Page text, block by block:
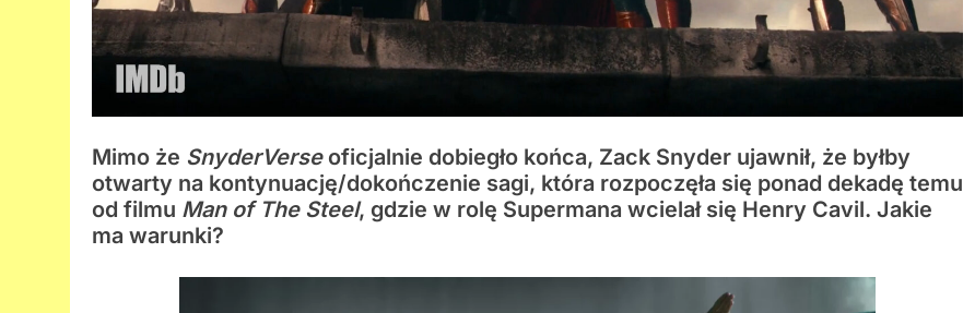
Mimo że SnyderVerseoficjalnie dobiegło końca, Zack Snyder ujawnił, że byłby
otwarty na kontynuację/dokończenie sagi, która rozpoczęła się ponad dekadę temu
od filmu Man of The Steel, gdzie w rolę Supermana wcielał się Henry Cavil. Jakie
ma warunki?